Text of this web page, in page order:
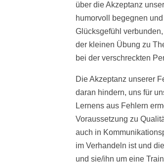
über die Akzeptanz
humorvoll begegnen
Glücksgefühl
der kleinen Übung zu
bei der verschreckten
Die Akzeptanz unserer
daran hindern, uns für
Lernens aus Fehlern
Voraussetzung zu
auch in
im Verhandeln ist und
und sie/ihn um eine